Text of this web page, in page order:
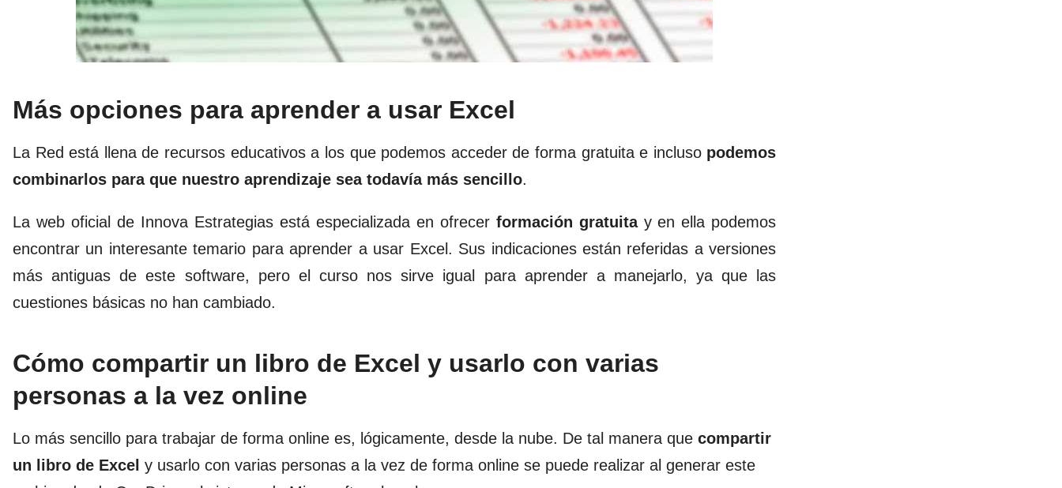
Más opciones para aprender a usar Excel
La Red está llena de recursos educativos a los que podemos acceder de forma gratuita e incluso podemos
combinarlos para que nuestro aprendizaje sea todavía más sencillo.
La web oficial de Innova Estrategiasestá especializada en ofrecer formación gratuitay en ella podemos
encontrar un interesante temario para aprender a usar Excel. Sus indicaciones están referidas a versiones
más antiguas de este software, pero el curso nos sirve igual para aprender a manejarlo, ya que las
cuestiones básicas no han cambiado.
Cómo compartir un libro de Excel y usarlo con varias
personas a la vez online
Lo más sencillo para trabajar de forma online es, lógicamente, desde la nube. De tal manera que compartir
un libro de Excel y usarlo con varias personas a la vez de forma online se puede realizar al generar este